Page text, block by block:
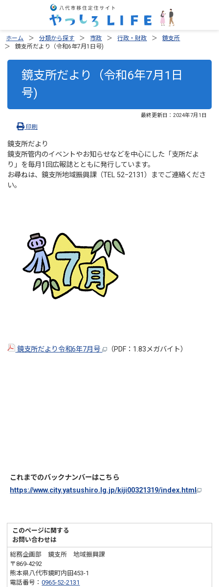
ホーム 分類から探す 市政 行政・財政
鏡支所
鏡支所だより（令和6年7月1日号)
鏡支所だより（令和6年7月1日
号)
最終更新日： 2024年7月1日
印刷
鏡支所だより
鏡支所管内のイベントやお知らせなどを中心にした「支所だよ
り」を毎月1回広報誌とともに発行しています。
お尋ねは、鏡支所地域振興課（TEL 52−2131）までご連絡くださ
い。
鏡支所だより令和6年7月号 （PDF：1.83メガバイト）
これまでのバックナンバーはこちら
https://www.city.yatsushiro.lg.jp/kiji00321319/index.html
このページに関する
お問い合わせは
総務企画部 鏡支所 地域振興課
〒869-4292
熊本県八代市鏡町内田453-1
電話番号：0965-52-2131